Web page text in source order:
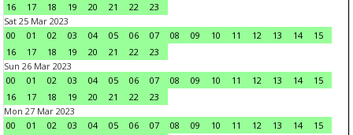
16
17 18 19 20 21 22
23
Sat 25 Mar 2023
00
01 02 03 04 05 06 07 08 09 10 11 12 13 14
15
16
17 18 19 20 21 22
23
Sun 26 Mar 2023
00
01 02 03 04 05 06 07 08 09 10 11 12 13 14
15
16
17 18 19 20 21 22
23
Mon 27 Mar 2023
00
01 02 03 04 05 06 07 08 09 10 11 12 13 14
15